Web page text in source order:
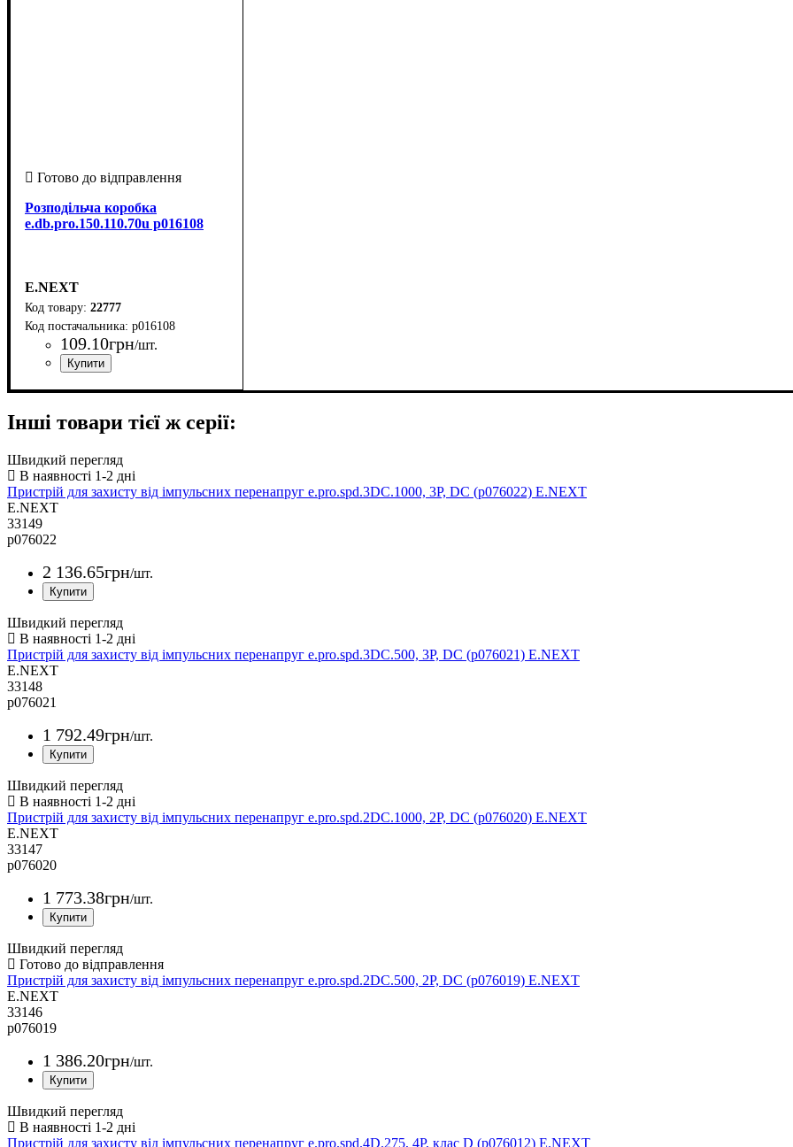
Розподільча коробка
e.db.pro.150.110.70u p016108
E.NEXT
22777
p016108
109.10грн/шт.
150 х 110 х 70
Інші товари тієї ж серії:
Швидкий перегляд
Пристрій для захисту від імпульсних перенапруг e.pro.spd.3DC.1000, 3P, DC (p076022) E.NEXT
E.NEXT
33149
p076022
2 136.65грн/шт.
Швидкий перегляд
Пристрій для захисту від імпульсних перенапруг e.pro.spd.3DC.500, 3P, DC (p076021) E.NEXT
E.NEXT
33148
p076021
1 792.49грн/шт.
Швидкий перегляд
Пристрій для захисту від імпульсних перенапруг e.pro.spd.2DC.1000, 2P, DC (p076020) E.NEXT
E.NEXT
33147
p076020
1 773.38грн/шт.
Швидкий перегляд
Пристрій для захисту від імпульсних перенапруг e.pro.spd.2DC.500, 2P, DC (p076019) E.NEXT
E.NEXT
33146
p076019
1 386.20грн/шт.
Швидкий перегляд
Пристрій для захисту від імпульсних перенапруг e.pro.spd.4D.275, 4P, клас D (p076012) E.NEXT